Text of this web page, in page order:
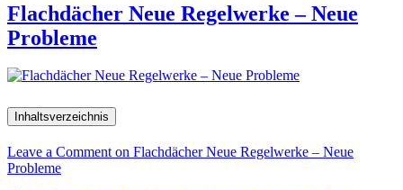
Flachdächer Neue Regelwerke – Neue
Probleme
Inhaltsverzeichnis
Leave a Comment on Flachdächer Neue Regelwerke – Neue
Probleme